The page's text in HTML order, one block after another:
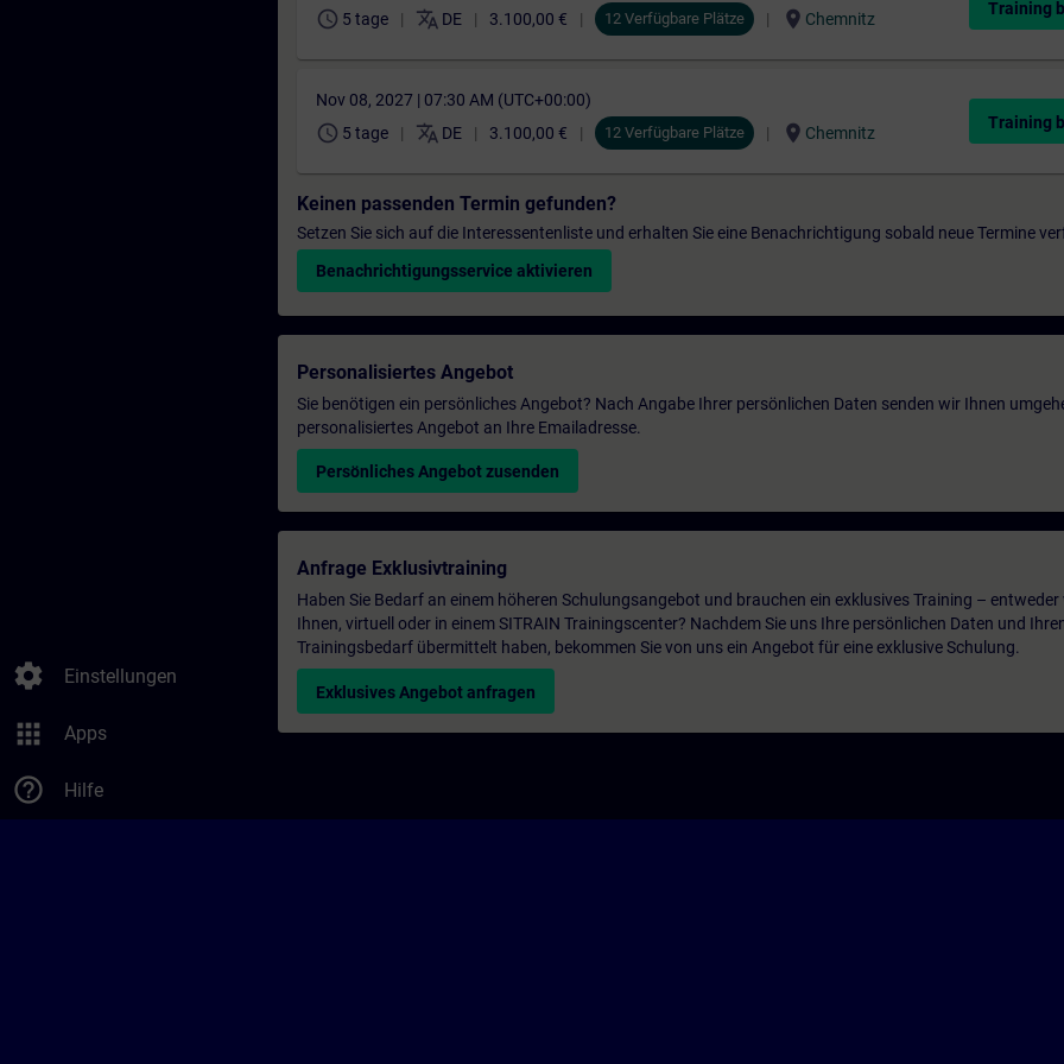
settings Einstellungen
apps Apps
help_outline Hilfe
schedule 5 tage translate DE 3.100,00 € 12 Verfügbare Plätze location_on Chemnitz
Training
Nov 08, 2027 | 07:30 AM (UTC+00:00)
schedule 5 tage translate DE 3.100,00 € 12 Verfügbare Plätze location_on Chemnitz
Training
Keinen passenden Termin gefunden?
Setzen Sie sich auf die Interessentenliste und erhalten Sie eine Benachrichtigung sobald neue Termine
Benachrichtigungsservice aktivieren
Personalisiertes Angebot
Sie benötigen ein persönliches Angebot? Nach Angabe Ihrer persönlichen Daten senden wir Ihnen
personalisiertes Angebot an Ihre Emailadresse.
Persönliches Angebot zusenden
Anfrage Exklusivtraining
Haben Sie Bedarf an einem höheren Schulungsangebot und brauchen ein exklusives Training – entweder
Ihnen, virtuell oder in einem SITRAIN Trainingscenter? Nachdem Sie uns Ihre persönlichen Daten und
Trainingsbedarf übermittelt haben, bekommen Sie von uns ein Angebot für eine exklusive Schulung.
Exklusives Angebot anfragen